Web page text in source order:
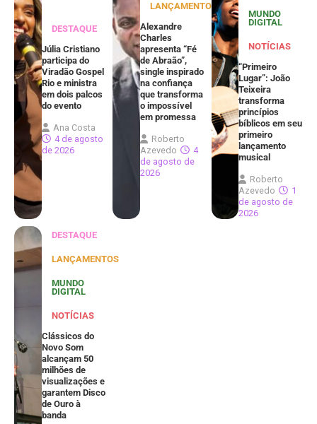
DESTAQUE
Júlia Cristiano
participa do
Viradão Gospel
Rio e ministra
em dois palcos
do evento
Ana Costa
4 de agosto
de 2026
LANÇAMENTOS
Alexandre
Charles
apresenta “Fé
de Abraão”,
single inspirado
na confiança
que transforma
o impossível
em promessa
Roberto
Azevedo
4
de agosto de
2026
MUNDO
DIGITAL
NOTÍCIAS
“Primeiro
Lugar”: João
Teixeira
transforma
princípios
bíblicos em seu
primeiro
lançamento
musical
Roberto
Azevedo
1
de agosto de
2026
DESTAQUE
LANÇAMENTOS
MUNDO
DIGITAL
NOTÍCIAS
Clássicos do
Novo Som
alcançam 50
milhões de
visualizações e
garantem Disco
de Ouro à
banda